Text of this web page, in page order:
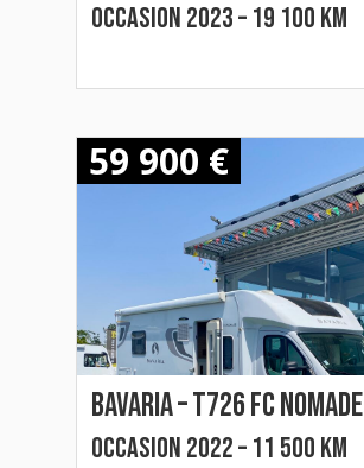
Occasion 2023 – 19 100 km
59 900 €
Bavaria – t726 fc nomade
Occasion 2022 – 11 500 km